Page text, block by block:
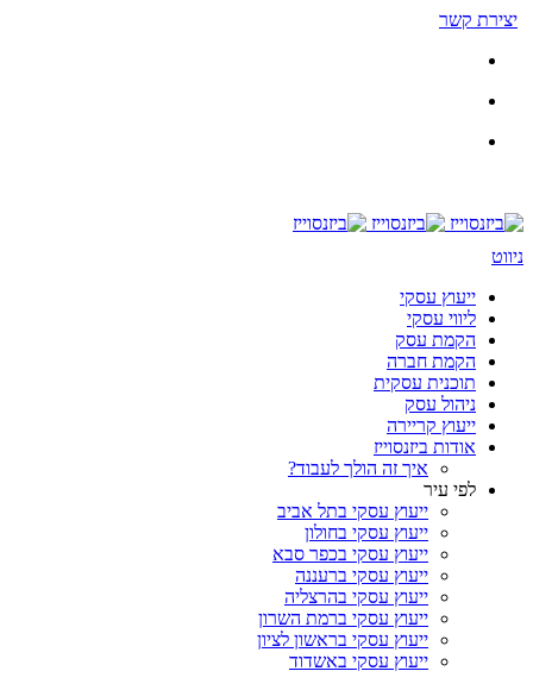
יצירת קשר
ניווט
ייעוץ עסקי
ליווי עסקי
הקמת עסק
הקמת חברה
תוכנית עסקית
ניהול עסק
ייעוץ קריירה
אודות ביזנסוייז
איך זה הולך לעבוד?
לפי עיר
ייעוץ עסקי בתל אביב
ייעוץ עסקי בחולון
ייעוץ עסקי בכפר סבא
ייעוץ עסקי ברעננה
ייעוץ עסקי בהרצליה
ייעוץ עסקי ברמת השרון
ייעוץ עסקי בראשון לציון
ייעוץ עסקי באשדוד